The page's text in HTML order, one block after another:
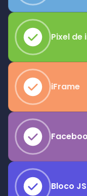
Pixel de
iFrame
Bloco